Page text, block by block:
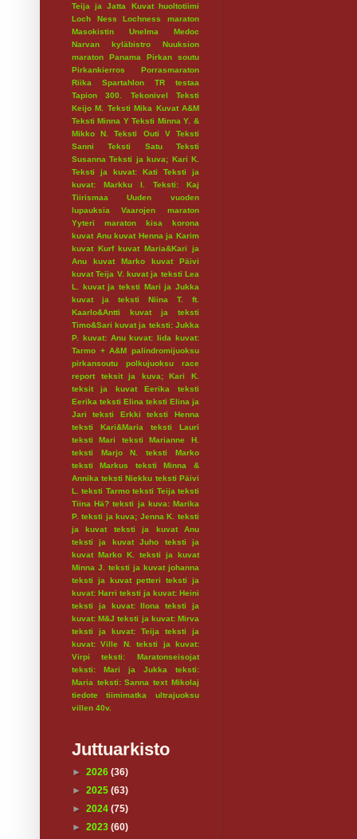
Teija ja Jatta
Kuvat huoltotiimi
Loch Ness
Lochness maraton
Masokistin Unelma
Medoc
Narvan kyläbistro
Nuuksion
maraton
Panama
Pirkan soutu
Pirkankierros
Porrasmaraton
Riika
Spartahlon
TR testaa
Tapion 300.
Tekonivel
Teksti
Keijo M.
Teksti Mika Kuvat A&M
Teksti Minna Y Teksti Minna Y. &
Mikko N.
Teksti Outi V
Teksti
Sanni
Teksti Satu
Teksti
Susanna Teksti ja kuva; Kari K.
Teksti ja kuvat: Kati
Teksti ja
kuvat: Markku I.
Teksti: Kaj
Tiirismaa
Uuden vuoden
lupauksia
Vaarojen maraton
Yyteri maraton
kisa
korona
kuvat Anu kuvat Henna ja Karim
kuvat Kurf kuvat Maria&Kari ja
Anu
kuvat Marko
kuvat Päivi
kuvat Teija V. kuvat ja teksti Lea
L.
kuvat ja teksti Mari ja Jukka
kuvat ja teksti Niina T. ft.
Kaarlo&Antti
kuvat ja teksti
Timo&Sari kuvat ja teksti: Jukka
P.
kuvat: Anu kuvat: Iida kuvat:
Tarmo + A&M palindromijuoksu
pirkansoutu
polkujuoksu
race
report
teksit ja kuva; Kari K.
teksit ja kuvat Eerika
teksti
Eerika teksti Elina teksti Elina ja
Jari
teksti Erkki
teksti Henna
teksti Kari&Maria
teksti Lauri
teksti Mari
teksti Marianne H.
teksti Marjo N.
teksti Marko
teksti Markus
teksti Minna &
Annika teksti Niekku teksti Päivi
L.
teksti Tarmo teksti Teija teksti
Tiina Hä? teksti ja kuva: Marika
P. teksti ja kuva; Jenna K.
teksti
ja kuvat
teksti ja kuvat Anu
teksti ja kuvat Juho
teksti ja
kuvat Marko K.
teksti ja kuvat
Minna J.
teksti ja kuvat johanna
teksti ja kuvat petteri
teksti ja
kuvat: Harri teksti ja kuvat: Heini
teksti ja kuvat: Ilona
teksti ja
kuvat: M&J teksti ja kuvat: Mirva
teksti ja kuvat: Teija
teksti ja
kuvat: Ville N.
teksti ja kuvat:
Virpi
teksti: Maratonseisojat
teksti: Mari ja Jukka
teksti:
Maria teksti: Sanna text Mikolaj
tiedote
tiimimatka
ultrajuoksu
villen 40v.
Juttuarkisto
► 2026 (36)
► 2025 (63)
► 2024 (75)
► 2023 (60)